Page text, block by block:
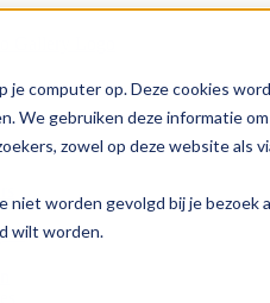
je computer op. Deze cookies
We gebruiken deze informatie
zowel op deze website als
niet worden gevolgd bij je
wilt worden.